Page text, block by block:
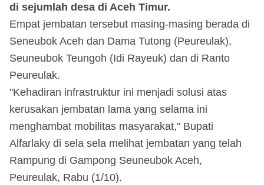
di sejumlah desa di Aceh Timur.
Empat jembatan tersebut masing-masing berada di
Seneubok Aceh dan Dama Tutong (Peureulak),
Seuneubok Teungoh (Idi Rayeuk) dan di Ranto
Peureulak.
"Kehadiran infrastruktur ini menjadi solusi atas
kerusakan jembatan lama yang selama ini
menghambat mobilitas masyarakat," Bupati
Alfarlaky di sela sela melihat jembatan yang telah
Rampung di Gampong Seuneubok Aceh,
Peureulak, Rabu (1/10).